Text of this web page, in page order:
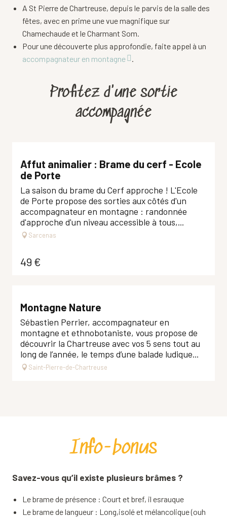
A St Pierre de Chartreuse, depuis le parvis de la salle des
fêtes, avec en prime une vue magnifique sur
Chamechaude et le Charmant Som.
Pour une découverte plus approfondie, faite appel à un
accompagnateur en montagne
.
Profitez d'une sortie
accompagnée
Affut animalier : Brame du cerf - Ecole
de Porte
La saison du brame du Cerf approche ! L'Ecole
de Porte propose des sorties aux côtés d'un
accompagnateur en montagne : randonnée
d'approche d'un niveau accessible à tous,...
Sarcenas
49 €
Montagne Nature
Sébastien Perrier, accompagnateur en
montagne et ethnobotaniste, vous propose de
découvrir la Chartreuse avec vos 5 sens tout au
long de l’année, le temps d’une balade ludique...
Saint-Pierre-de-Chartreuse
Info-bonus
Savez-vous qu’il existe plusieurs brâmes ?
Le brame de présence : Court et bref, il esrauque
Le brame de langueur : Long,isolé et mélancolique (ouh